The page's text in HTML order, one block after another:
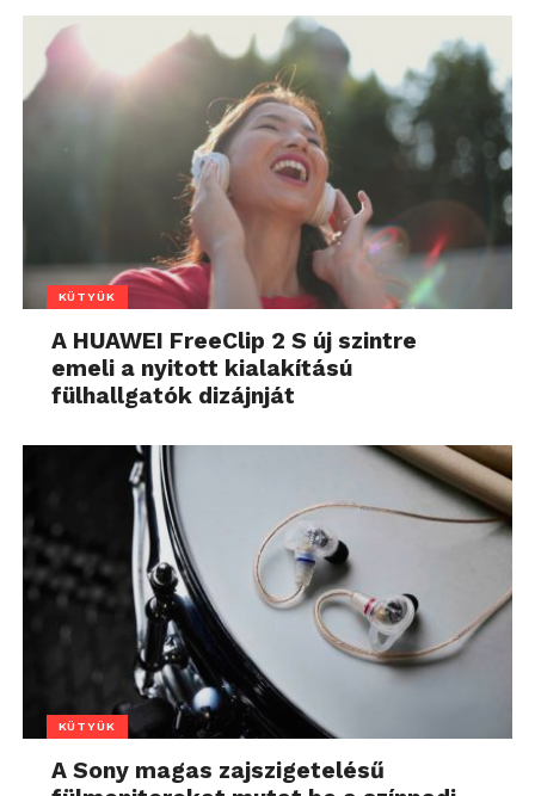
KÜTYÜK
A HUAWEI FreeClip 2 S új szintre
emeli a nyitott kialakítású
fülhallgatók dizájnját
KÜTYÜK
A Sony magas zajszigetelésű